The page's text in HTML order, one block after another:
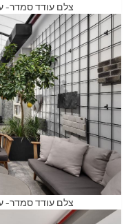
צלם עודד סמדר-
צלם עודד סמדר-